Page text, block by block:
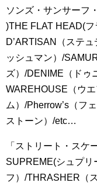
ソンズ・サンサーフ
)THE FLAT HEAD(
D’ARTISAN（ステ
ッシュマン）/
ズ）/DENIME（ドゥ
WAREHOUSE（ウ
ム）/Pherrow’s（フ
ストーン）/etc…
「ストリート・スケ
SUPREME(シュプリ
フ）/THRASHER（